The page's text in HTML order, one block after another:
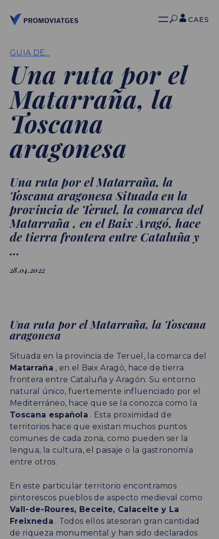
CAES
GUIA DE...
Una ruta por el
Matarraña, la
Toscana
aragonesa
Una ruta por el Matarraña, la
Toscana aragonesa Situada en la
provincia de Teruel, la comarca del
Matarraña , en el Baix Aragó, hace
de tierra frontera entre Cataluña y
…
28.04.2022
Una ruta por el Matarraña, la Toscana
aragonesa
Situada en la provincia de Teruel, la comarca del
Matarraña , en el Baix Aragó, hace de tierra
frontera entre Cataluña y Aragón. Su entorno
natural único, fuertemente influenciado por el
Mediterráneo, hace que se la conozca como la
Toscana española . Esta proximidad de
territorios hace que existan muchos puntos
comunes de cada zona, como pueden ser la
lengua, la cultura, el paisaje o la gastronomía
entre otros.
En este particular territorio encontramos
pintorescos pueblos de aspecto medieval como
Vall-de-Roures, Beceite, Calaceite y La
Freixneda . Todos ellos atesoran gran cantidad
de riqueza monumental y han sido declarados